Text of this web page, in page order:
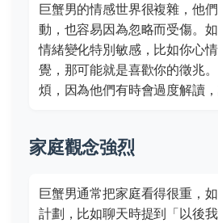
巨蟹男的情感世界很複雜，他
動，也容易因為忽略而受傷。
情緒變化特別敏感，比如你心
覺，那可能就是喜歡你的徵兆
煩，因為他們有時會過度解讀，
家庭觀念強烈
巨蟹男通常把家庭看得很重，
計劃，比如聊天時提到「以後